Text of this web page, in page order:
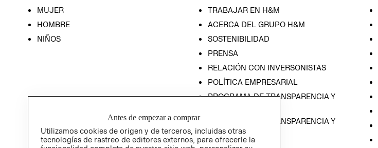
MUJER
HOMBRE
NIÑOS
TRABAJAR EN H&M
ACERCA DEL GRUPO H&M
SOSTENIBILIDAD
PRENSA
RELACIÓN CON INVERSONISTAS
POLÍTICA EMPRESARIAL
PROGRAMA DE TRANSPARENCIA Y
PROGRAMA DE TRANSPARENCIA Y
ÉTICA (INGLÉS)
Antes de empezar a comprar
Utilizamos cookies de origen y de terceros, incluidas otras
tecnologías de rastreo de editores externos, para ofrecerle la